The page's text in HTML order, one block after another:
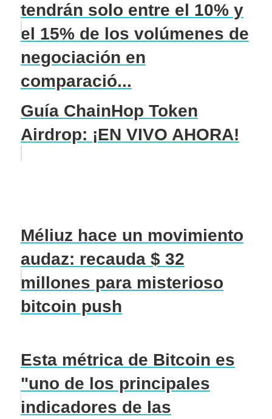
tendrán solo entre el 10% y
el 15% de los volúmenes de
negociación en
comparació...
Guía ChainHop Token
Airdrop: ¡EN VIVO AHORA!
Méliuz hace un movimiento
audaz: recauda $ 32
millones para misterioso
bitcoin push
Esta métrica de Bitcoin es
"uno de los principales
indicadores de las